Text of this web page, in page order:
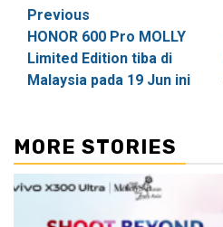
Post
navigation
Previous
HONOR 600 Pro MOLLY
Limited Edition tiba di
Malaysia pada 19 Jun ini
MORE STORIES